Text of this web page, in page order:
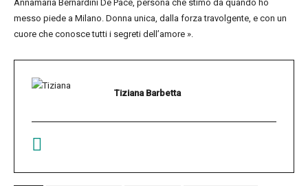
Annamaria Bernardini De Pace, persona che stimo da quando ho
messo piede a Milano. Donna unica, dalla forza travolgente, e con un
cuore che conosce tutti i segreti dell’amore ».
Tiziana Barbetta